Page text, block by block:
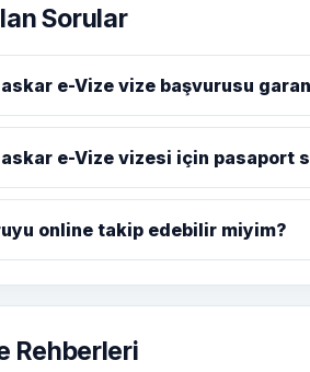
Sorular
e-Vize vize başvurusu
e-Vize vizesi için pasaport
online takip edebilir miyim?
Rehberleri